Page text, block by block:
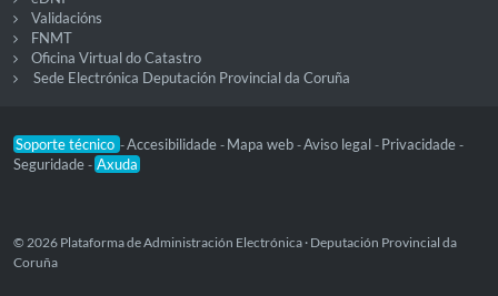
Validacións
FNMT
Oficina Virtual do Catastro
Sede Electrónica Deputación Provincial da Coruña
Soporte técnico -Accesibilidade - Mapa web -Aviso legal - Privacidade -
Seguridade - Axuda
© 2026 Plataforma de Administración Electrónica · Deputación Provincial da
Coruña